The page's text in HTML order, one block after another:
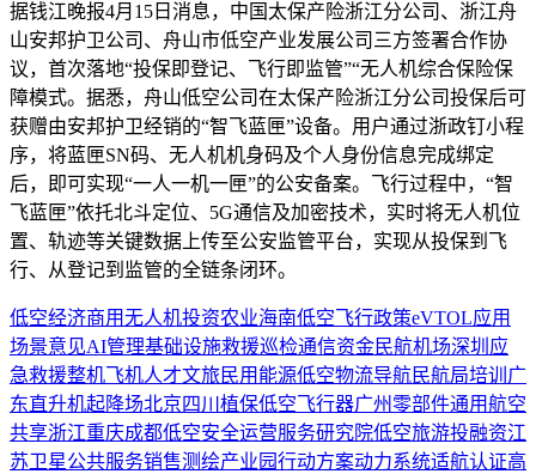
据钱江晚报4月15日消息，中国太保产险浙江分公司、浙江舟
山安邦护卫公司、舟山市低空产业发展公司三方签署合作协
议，首次落地“投保即登记、飞行即监管”“无人机综合保险保
障模式。据悉，舟山低空公司在太保产险浙江分公司投保后可
获赠由安邦护卫经销的“智飞蓝匣”设备。用户通过浙政钉小程
序，将蓝匣SN码、无人机机身码及个人身份信息完成绑定
后，即可实现“一人一机一匣”的公安备案。飞行过程中，“智
飞蓝匣”依托北斗定位、5G通信及加密技术，实时将无人机位
置、轨迹等关键数据上传至公安监管平台，实现从投保到飞
行、从登记到监管的全链条闭环。
低空经济商用无人机投资农业海南低空飞行政策eVTOL应用
场景意见AI管理基础设施救援巡检通信资金民航机场深圳 应
急救援整机飞机人才文旅民用 能源低空物流导航民航局培训 广
东直升机起降场北京四川 植保低空飞行器广州零部件通用航空
共享浙江重庆成都低空安全运营服务研究院低空旅游投融资江
苏卫星公共服务销售测绘产业园行动方案动力系统适航认证高